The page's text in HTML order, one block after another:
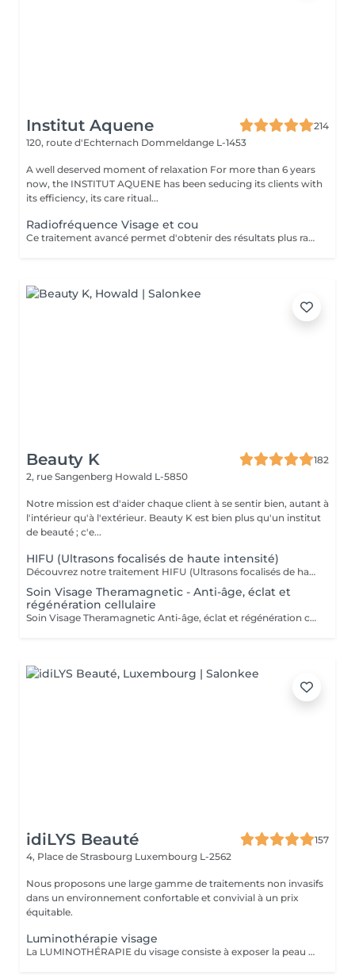
Institut Aquene
214
120, route d'Echternach Dommeldange L-1453
A well deserved moment of relaxation For more than 6 years
now, the INSTITUT AQUENE has been seducing its clients with
its efficiency, its care ritual...
Radiofréquence Visage et cou
Ce traitement avancé permet d'obtenir des résultats plus rapides et plus durables, répondant ainsi à notre engagement de toujours privilégier le bien-être de nos clients. Les avantages de la radiofréquence: 1. Efficacité prouvée: La radiofréquence stimule la production de collagène et l'élastine, améliorant ainsi la fermeté et l'élasticité de la peau. 2. Résultats rapides: Dès les premières séances, vous pourrez observer une peau plus lisse, tonifiée et rajeunie. 3. Traitement non-invasif: La radiofréquence est une méthode sûre et non-chirurgicale, offrant une alternative douce aux interventions plus invasives. 4. Polyvalence: Ce traitement convient à divers types de peau et peut cibler plusieurs zones du corps, y compris le visage, le cou, l'abdomen et les cuisses. 5. Durabilité des résultats: En suivant un protocole de soins régulier, les effets de la radiofréquence se prolongent sur le long terme, apportant une amélioration continue de la texture et de l'apparence de la peau. Les contres indications: Bien que la radiofréquence soit largement reconnue pour sa sécurité et son efficacité, certaines contre-indications doivent être prises en compte: 1. Grossesse et allaitement: Il est déconseillé de subir un traitement à la radiofréquence pendant la grossesse ou l'allaitement. 2. Dispositifs médicaux implantés: Les personnes portant un pacemaker ou d'autres implants électroniques ne doivent pas utiliser ce traitement. 3. Problèmes de peau actifs: les affections cutanées
Beauty K
182
2, rue Sangenberg Howald L-5850
Notre mission est d'aider chaque client à se sentir bien, autant à
l'intérieur qu'à l'extérieur. Beauty K est bien plus qu'un institut
de beauté ; c'e...
HIFU (Ultrasons focalisés de haute intensité)
Découvrez notre traitement HIFU (Ultrasons focalisés de haute intensité) : le soin anti-âge révolutionnaire pour visage, cou et décolleté. Commencez votre expérience par un rendez-vous d'information personnalisé, lors duquel nous analyserons ensemble la zone que vous souhaitez traiter. C'est aussi l'occasion de répondre à toutes vos questions et de vous familiariser avec les avantages de cette technologie de pointe. Notre soin HIFU est la solution idéale pour ceux qui recherchent un rajeunissement sans aiguilles ni chirurgie. Utilisant des ultrasons de haute intensité, ce traitement cible les couches profondes de la peau pour stimuler la production de collagène et d'élastine, entraînant un effet liftant et raffermissant visible. Parfait pour atténuer les signes de vieillissement tels que les rides, la perte de fermeté, et même les cicatrices sur le visage et le corps, le soin HIFU redonne à votre peau une apparence plus jeune et revitalisée. Les résultats peuvent être perceptibles dès la première séance, avec des améliorations continues au fil du temps. Transformez votre peau avec notre soin HIFU un véritable tournant dans les traitements esthétiques modernes, alliant efficacité et sécurité pour révéler votre beauté naturelle sans temps de récupération.
Soin Visage Theramagnetic - Anti-âge, éclat et
régénération cellulaire
Soin Visage Theramagnetic Anti-âge, éclat et régénération cellulaire Le Theramagnetic visage est un soin non-invasif nouvelle génération qui combine la micro-aspiration douce et les champs magnétiques pulsés à résonance stochastique (CMPS) pour redonner au visage toute sa lumière, sa fermeté et sa vitalité. Grâce à sa pièce à main spécialement conçue pour les zones délicates du visage et du cou, ce traitement stimule les fibroblastes, relance la production de collagène et d'élastine, améliore la microcirculation et facilite l'oxygénation cellulaire. Résultats : Effet liftant visible dès la première séance Peau plus lisse, plus ferme et plus lumineuse Réduction des rides, des poches et des signes de fatigue Amélioration de la texture et de l'éclat du teint Sans aiguille, sans douleur et 100 % relaxant, ce soin visage s'adresse à toutes les personnes souhaitant un effet rajeunissant naturel et durable. Recommandation : une cure de 6 séances espacées d'une semaine pour un effet régénérant profond et durable. Idéal en prévention du vieillissement ou en soin intensif.
idiLYS Beauté
157
4, Place de Strasbourg Luxembourg L-2562
Nous proposons une large gamme de traitements non invasifs
dans un environnement confortable et convivial à un prix
équitable.
Luminothérapie visage
La LUMINOTHÉRAPIE du visage consiste à exposer la peau à des lumières LED afin de stimuler le renouvellement cellulaire et améliorer l'éclat du teint.